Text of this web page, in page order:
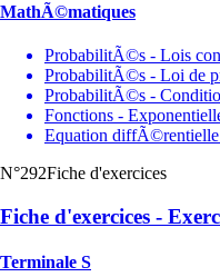
MathÃ©matiques
ProbabilitÃ©s - Lois
ProbabilitÃ©s - Loi de
ProbabilitÃ©s -
Fonctions -
Equation
N°292Fiche d'exercices
Fiche d'exercices -
Terminale S